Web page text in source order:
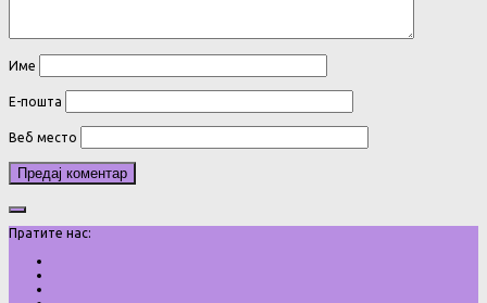
Име
Е-пошта
Веб место
Пратите нас: